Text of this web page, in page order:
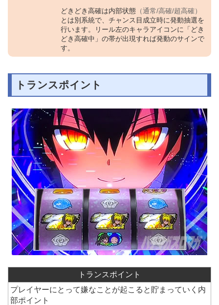
どきどき高確は内部状態 （通常/高確/超高確）
とは別系統で、チャンス目成立時に発動抽選を
行います。リール左のキャラアイコンに「どき
どき高確中」の帯が出現すれば発動のサインで
す。
トランスポイント
トランスポイント
プレイヤーにとって嫌なことが起こると貯まっていく内
部ポイント